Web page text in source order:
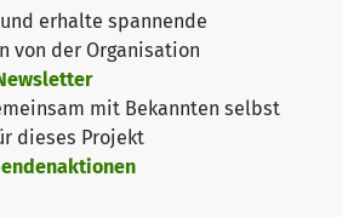
erhalte spannende
von der Organisation
mit Bekannten selbst
dieses Projekt